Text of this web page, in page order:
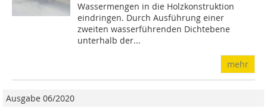
Wassermengen in die Holzkon­struktion
eindringen. Durch Ausführung einer
zweiten wasserführenden Dichtebene
unterhalb der...
mehr
Ausgabe 06/2020